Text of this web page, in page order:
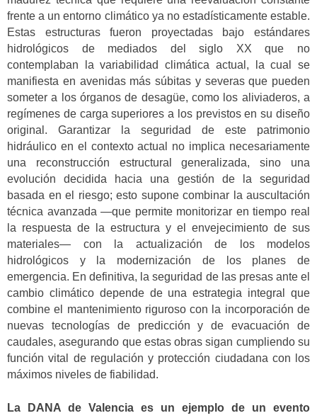
frente a un entorno climático ya no estadísticamente estable.
Estas estructuras fueron proyectadas bajo estándares
hidrológicos de mediados del siglo XX que no
contemplaban la variabilidad climática actual, la cual se
manifiesta en avenidas más súbitas y severas que pueden
someter a los órganos de desagüe, como los aliviaderos, a
regímenes de carga superiores a los previstos en su diseño
original. Garantizar la seguridad de este patrimonio
hidráulico en el contexto actual no implica necesariamente
una reconstrucción estructural generalizada, sino una
evolución decidida hacia una gestión de la seguridad
basada en el riesgo; esto supone combinar la auscultación
técnica avanzada —que permite monitorizar en tiempo real
la respuesta de la estructura y el envejecimiento de sus
materiales— con la actualización de los modelos
hidrológicos y la modernización de los planes de
emergencia. En definitiva, la seguridad de las presas ante el
cambio climático depende de una estrategia integral que
combine el mantenimiento riguroso con la incorporación de
nuevas tecnologías de predicción y de evacuación de
caudales, asegurando que estas obras sigan cumpliendo su
función vital de regulación y protección ciudadana con los
máximos niveles de fiabilidad.
La DANA de Valencia es un ejemplo de un evento